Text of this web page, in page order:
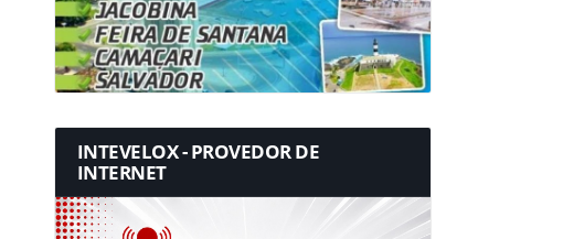
INTEVELOX - PROVEDOR DE
INTERNET